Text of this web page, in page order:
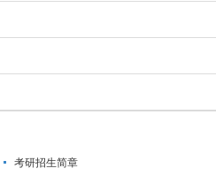
考研招生简章